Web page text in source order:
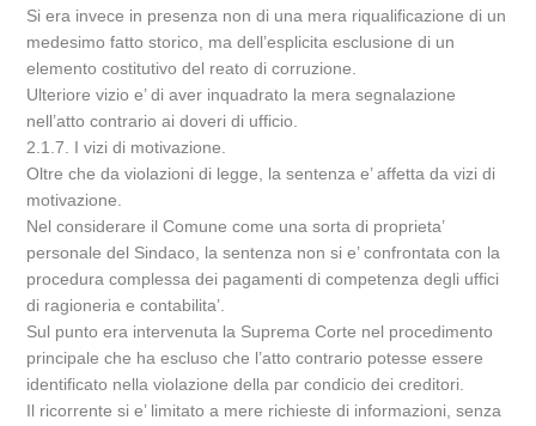
Si era invece in presenza non di una mera riqualificazione di un
medesimo fatto storico, ma dell’esplicita esclusione di un
elemento costitutivo del reato di corruzione.
Ulteriore vizio e’ di aver inquadrato la mera segnalazione
nell’atto contrario ai doveri di ufficio.
2.1.7. I vizi di motivazione.
Oltre che da violazioni di legge, la sentenza e’ affetta da vizi di
motivazione.
Nel considerare il Comune come una sorta di proprieta’
personale del Sindaco, la sentenza non si e’ confrontata con la
procedura complessa dei pagamenti di competenza degli uffici
di ragioneria e contabilita’.
Sul punto era intervenuta la Suprema Corte nel procedimento
principale che ha escluso che l’atto contrario potesse essere
identificato nella violazione della par condicio dei creditori.
Il ricorrente si e’ limitato a mere richieste di informazioni, senza